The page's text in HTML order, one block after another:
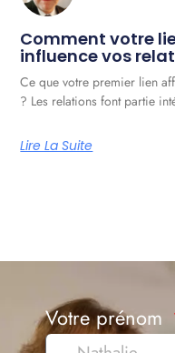
Comment votre
influence vos
Ce que votre premier lien
? Les relations font partie
Lire La Suite
Votre prénom